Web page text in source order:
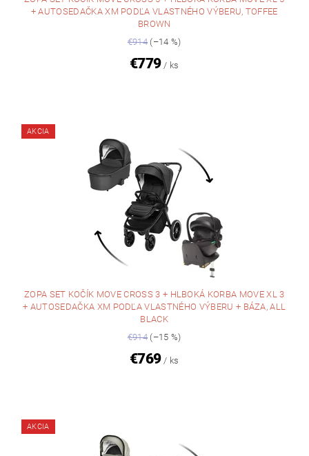
+ AUTOSEDAČKA XM PODĽA VLASTNÉHO VÝBERU, TOFFEE
BROWN
€914 (–14 %)
€779 / ks
AKCIA
ZOPA SET KOČÍK MOVE CROSS 3 + HLBOKÁ KORBA MOVE XL 3
+ AUTOSEDAČKA XM PODĽA VLASTNÉHO VÝBERU + BÁZA, ALL
BLACK
€914 (–15 %)
€769 / ks
AKCIA